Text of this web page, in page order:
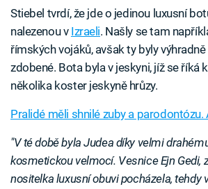
Stiebel tvrdí, že jde o jedinou luxusní
nalezenou v Izraeli. Našly se tam
římských vojáků, avšak ty byly
zdobené. Bota byla v jeskyni, jíž se říká
několika koster jeskyně hrůzy.
Pralidé měli shnilé zuby a parodontózu.
"V té době byla Judea díky velmi
kosmetickou velmocí. Vesnice Ejn Gedi,
nositelka luxusní obuvi pocházela, tehdy